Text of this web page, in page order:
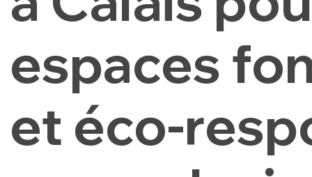
espaces
et éco-